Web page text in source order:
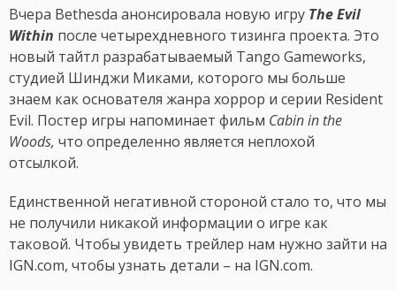
Вчера Bethesda анонсировала новую игру The Evil
Within после четырехдневного тизинга проекта. Это
новый тайтл разрабатываемый Tango Gameworks,
студией Шинджи Миками, которого мы больше
знаем как основателя жанра хоррор и серии Resident
Evil. Постер игры напоминает фильм Cabin in the
Woods, что определенно является неплохой
отсылкой.
Единственной негативной стороной стало то, что мы
не получили никакой информации о игре как
таковой. Чтобы увидеть трейлер нам нужно зайти на
IGN.com, чтобы узнать детали – на IGN.com.